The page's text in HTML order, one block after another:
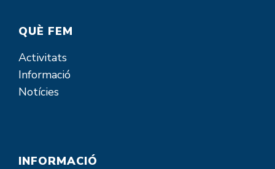
QUÈ FEM
Activitats
Informació
Notícies
INFORMACIÓ